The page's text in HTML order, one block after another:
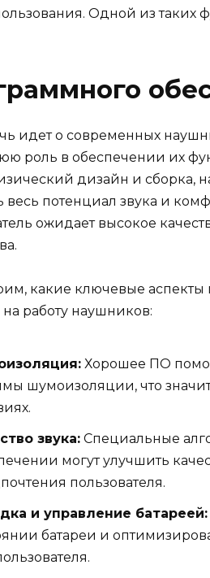
Одной из таких
идет о современных
роль в обеспечении их
дизайн и сборка,
весь потенциал звука и
ожидает высокое
какие ключевые
работу наушников:
Хорошее ПО
шумоизоляции, что
звука: Специальные
могут улучшить
пользователя.
и управление батареей:
батареи и